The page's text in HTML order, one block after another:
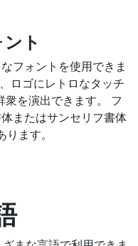
ト
フォントを使用できま
ロゴにレトロなタッチ
衆を演出できます。 フ
またはサンセリフ書体
ます。